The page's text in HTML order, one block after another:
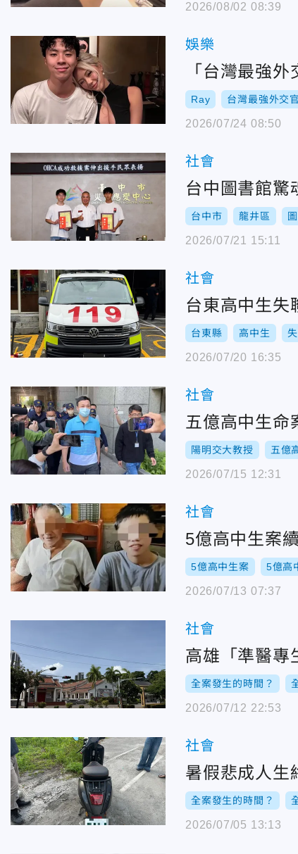
2026/08/02 08:39
娛樂
「台灣最強
Ray 台灣最強外交官
2026/07/24 08:50
社會
台中圖書館
台中市 龍井區
2026/07/21 15:11
社會
台東高中生
台東縣 高中生
2026/07/20 16:35
社會
五億高中生
陽明交大教授 五億
2026/07/15 12:31
社會
5億高中生案
5億高中生案 5億高
2026/07/13 07:37
社會
高雄「準醫專
全案發生的時間？
2026/07/12 22:53
社會
暑假悲成人生
全案發生的時間？
2026/07/05 13:13